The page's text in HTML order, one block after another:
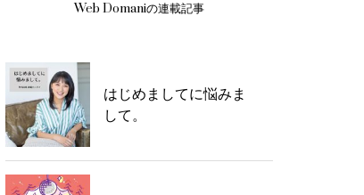
Web Domaniの連載記事
はじめましてに悩みま
して。